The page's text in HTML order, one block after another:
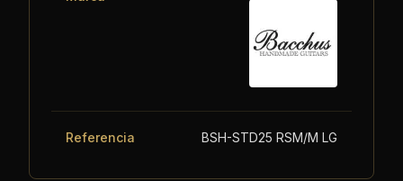
Referencia BSH-STD25 RSM/M LG